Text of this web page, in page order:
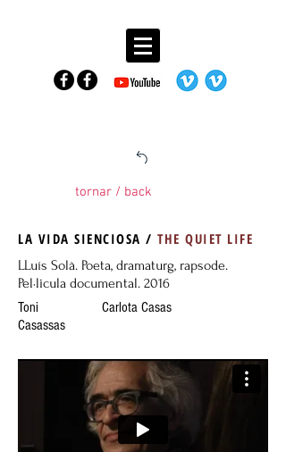
tornar / back
LA VIDA SIENCIOSA / THE QUIET LIFE
LLuís Solà. Poeta, dramaturg, rapsode.
Pel·licula documental. 2016
Toni
Casassas
Carlota Casas